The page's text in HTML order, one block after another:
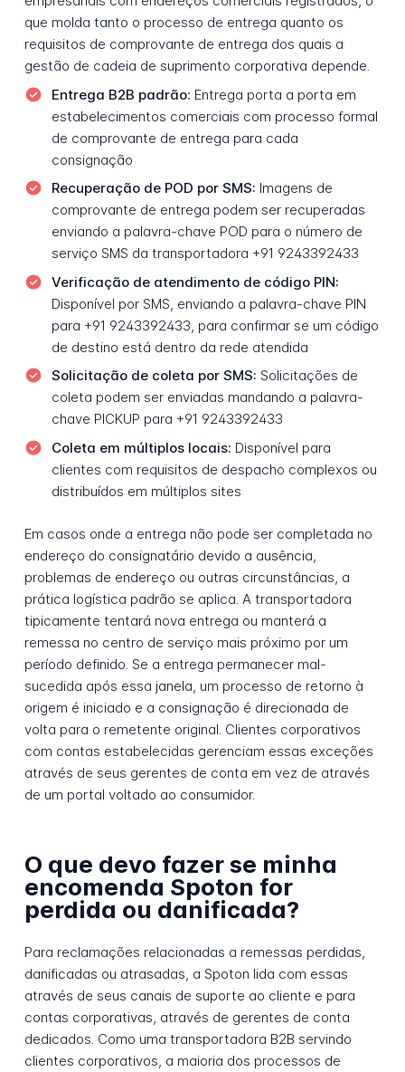
que molda tanto o processo de entrega quanto os
requisitos de comprovante de entrega dos quais a
gestão de cadeia de suprimento corporativa depende.
Entrega B2B padrão: Entrega porta a porta em
estabelecimentos comerciais com processo formal
de comprovante de entrega para cada
consignação
Recuperação de POD por SMS: Imagens de
comprovante de entrega podem ser recuperadas
enviando a palavra-chave POD para o número de
serviço SMS da transportadora +91 9243392433
Verificação de atendimento de código PIN:
Disponível por SMS, enviando a palavra-chave PIN
para +91 9243392433, para confirmar se um código
de destino está dentro da rede atendida
Solicitação de coleta por SMS: Solicitações de
coleta podem ser enviadas mandando a palavra-
chave PICKUP para +91 9243392433
Coleta em múltiplos locais: Disponível para
clientes com requisitos de despacho complexos ou
distribuídos em múltiplos sites
Em casos onde a entrega não pode ser completada no
endereço do consignatário devido a ausência,
problemas de endereço ou outras circunstâncias, a
prática logística padrão se aplica. A transportadora
tipicamente tentará nova entrega ou manterá a
remessa no centro de serviço mais próximo por um
período definido. Se a entrega permanecer mal-
sucedida após essa janela, um processo de retorno à
origem é iniciado e a consignação é direcionada de
volta para o remetente original. Clientes corporativos
com contas estabelecidas gerenciam essas exceções
através de seus gerentes de conta em vez de através
de um portal voltado ao consumidor.
O que devo fazer se minha
encomenda Spoton for
perdida ou danificada?
Para reclamações relacionadas a remessas perdidas,
danificadas ou atrasadas, a Spoton lida com essas
através de seus canais de suporte ao cliente e para
contas corporativas, através de gerentes de conta
dedicados. Como uma transportadora B2B servindo
clientes corporativos, a maioria dos processos de